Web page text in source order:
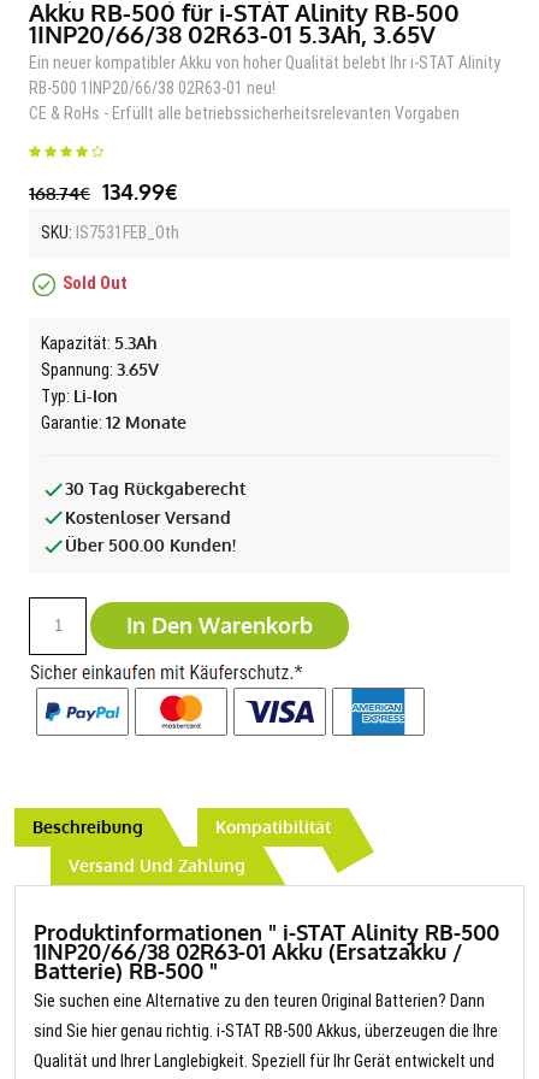
Akku RB-500 für i-STAT Alinity RB-500
1INP20/66/38 02R63-01 5.3Ah, 3.65V
Ein neuer kompatibler Akku von hoher Qualität belebt Ihr i-STAT Alinity
RB-500 1INP20/66/38 02R63-01 neu!
CE & RoHs - Erfüllt alle betriebssicherheitsrelevanten Vorgaben
168.74€ 134.99€
SKU: IS7531FEB_Oth
Sold Out
Kapazität: 5.3Ah
Spannung: 3.65V
Typ: Li-Ion
Garantie: 12 Monate
30 Tag Rückgaberecht
Kostenloser Versand
Über 500.00 Kunden!
In Den Warenkorb
Beschreibung
Kompatibilität
Versand Und Zahlung
Produktinformationen " i-STAT Alinity RB-500
1INP20/66/38 02R63-01 Akku (Ersatzakku /
Batterie) RB-500 "
Sie suchen eine Alternative zu den teuren Original Batterien? Dann
sind Sie hier genau richtig. i-STAT RB-500 Akkus, überzeugen die Ihre
Qualität und Ihrer Langlebigkeit. Speziell für Ihr Gerät entwickelt und